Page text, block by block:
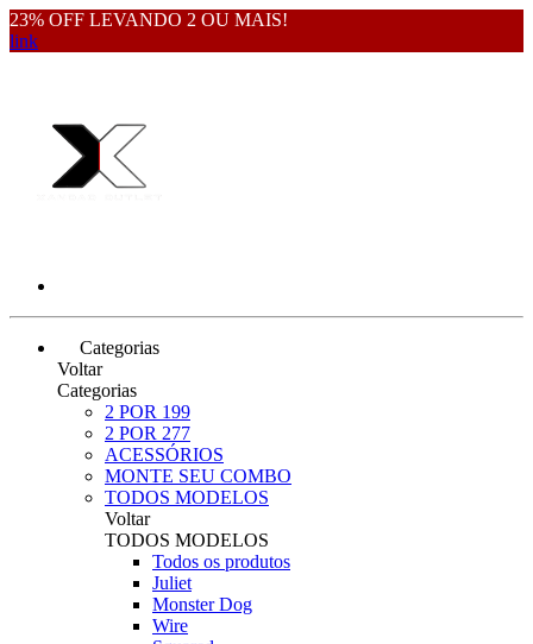
23% OFF LEVANDO 2 OU MAIS!
link
Categorias
Voltar
Categorias
2 POR 199
2 POR 277
ACESSÓRIOS
MONTE SEU COMBO
TODOS MODELOS
Voltar
TODOS MODELOS
Todos os produtos
Juliet
Monster Dog
Wire